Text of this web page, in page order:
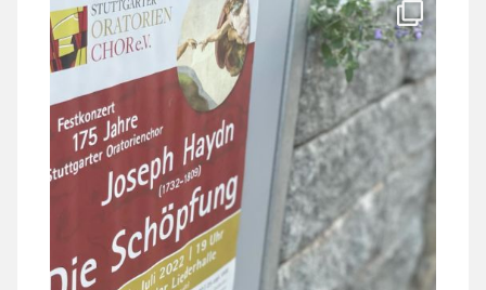
stuttgarter_oratorienchor
Juli 23